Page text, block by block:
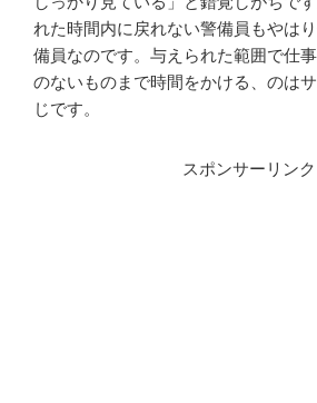
れた時間内に戻れない警備員もやは
備員なのです。与えられた範囲で仕
のないものまで時間をかける、のは
じです。
スポンサーリンク